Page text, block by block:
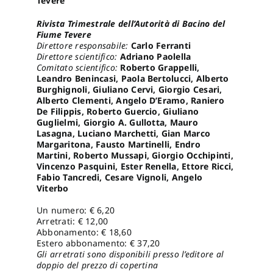
Rivista Trimestrale dell’Autorità di Bacino del
Fiume Tevere
Direttore responsabile: Carlo Ferranti
Direttore scientifico: Adriano Paolella
Comitato scientifico: Roberto Grappelli,
Leandro Benincasi, Paola Bertolucci, Alberto
Burghignoli, Giuliano Cervi, Giorgio Cesari,
Alberto Clementi, Angelo D’Eramo, Raniero
De Filippis, Roberto Guercio, Giuliano
Guglielmi, Giorgio A. Gullotta, Mauro
Lasagna, Luciano Marchetti, Gian Marco
Margaritona, Fausto Martinelli, Endro
Martini, Roberto Mussapi, Giorgio Occhipinti,
Vincenzo Pasquini, Ester Renella, Ettore Ricci,
Fabio Tancredi, Cesare Vignoli, Angelo
Viterbo
Un numero: € 6,20
Arretrati: € 12,00
Abbonamento: € 18,60
Estero abbonamento: € 37,20
Gli arretrati sono disponibili presso l’editore al
doppio del prezzo di copertina